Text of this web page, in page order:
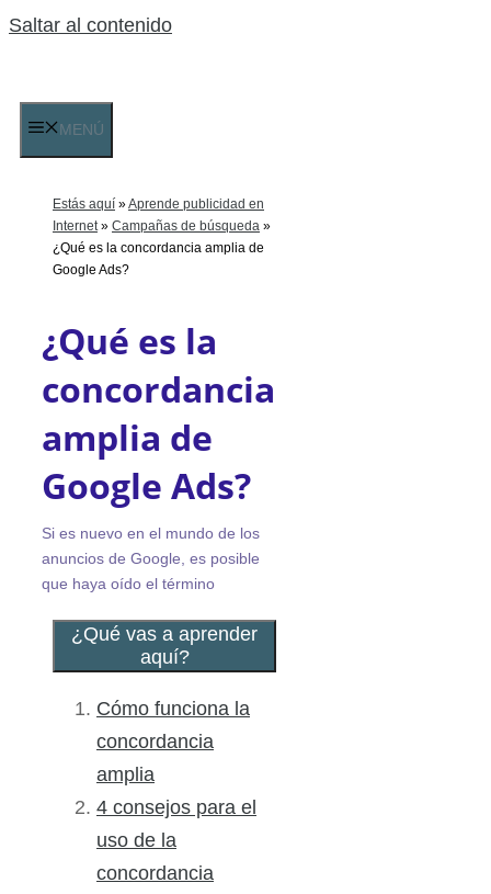
Saltar al contenido
MENÚ
Estás aquí »Aprende publicidad en
Internet» Campañas de búsqueda »
¿Qué es la concordancia amplia de
Google Ads?
¿Qué es la
concordancia
amplia de
Google Ads?
Si es nuevo en el mundo de los
anuncios de Google, es posible
que haya oído el término
¿Qué vas a aprender
aquí?
Cómo funciona la
concordancia
amplia
4 consejos para el
uso de la
concordancia